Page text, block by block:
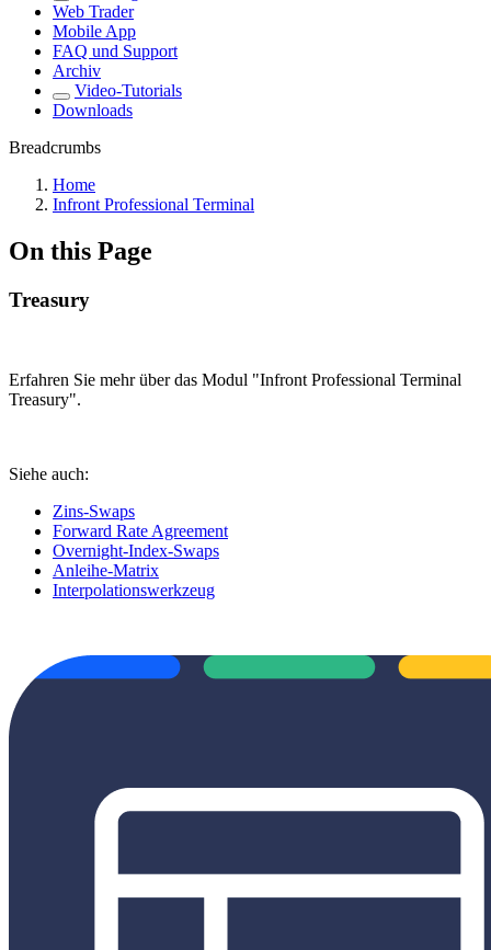
Web Trader
Mobile App
FAQ und Support
Archiv
Video-Tutorials
Downloads
Breadcrumbs
Home
Infront Professional Terminal
On this Page
Treasury
Erfahren Sie mehr über das Modul "Infront Professional Terminal
Treasury".
Siehe auch:
Zins-Swaps
Forward Rate Agreement
Overnight-Index-Swaps
Anleihe-Matrix
Interpolationswerkzeug